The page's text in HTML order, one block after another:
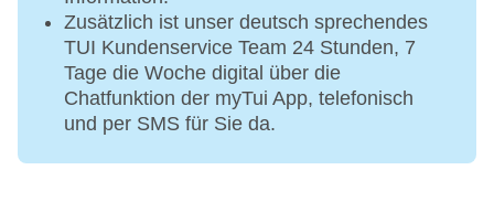
Zusätzlich ist unser deutsch sprechendes
TUI Kundenservice Team 24 Stunden, 7
Tage die Woche digital über die
Chatfunktion der myTui App, telefonisch
und per SMS für Sie da.